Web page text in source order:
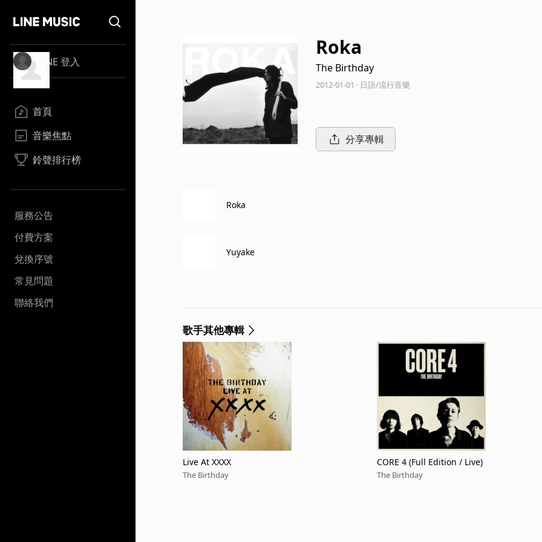
LINE 登入
首頁
音樂焦點
鈴聲排行榜
服務公告
付費方案
兌換序號
常見問題
聯絡我們
Roka
The Birthday
2012-01-01 · 日語/流行音樂
分享專輯
Roka
Yuyake
歌手其他專輯
Live At XXXX
The Birthday
CORE 4 (Full Edition / Live)
The Birthday